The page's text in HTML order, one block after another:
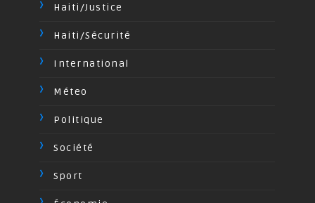
Haiti/Justice
Haiti/Sécurité
International
Méteo
Politique
Société
Sport